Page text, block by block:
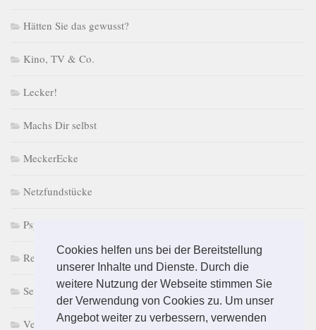
Cookies helfen uns bei der Bereitstellung
unserer Inhalte und Dienste. Durch die
weitere Nutzung der Webseite stimmen Sie
der Verwendung von Cookies zu. Um unser
Angebot weiter zu verbessern, verwenden
Hätten Sie das gewusst?
Kino, TV & Co.
Lecker!
Machs Dir selbst
MeckerEcke
Netzfundstücke
PsychoPuzzle
Retro macht Laune
Selbst & Ständig
Vermischtes